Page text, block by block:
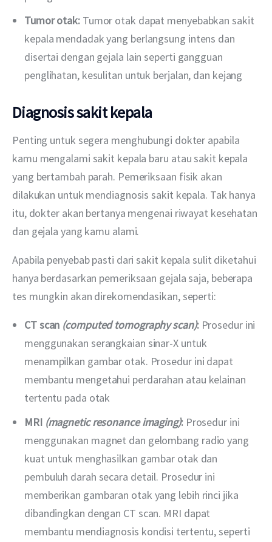
Tumor otak: Tumor otak dapat menyebabkan sakit
kepala mendadak yang berlangsung intens dan
disertai dengan gejala lain seperti gangguan
penglihatan, kesulitan untuk berjalan, dan kejang
Diagnosis sakit kepala
Penting untuk segera menghubungi dokter apabila
kamu mengalami sakit kepala baru atau sakit kepala
yang bertambah parah. Pemeriksaan fisik akan
dilakukan untuk mendiagnosis sakit kepala. Tak hanya
itu, dokter akan bertanya mengenai riwayat kesehatan
dan gejala yang kamu alami.
Apabila penyebab pasti dari sakit kepala sulit diketahui
hanya berdasarkan pemeriksaan gejala saja, beberapa
tes mungkin akan direkomendasikan, seperti:
CT scan (computed tomography scan):Prosedur ini
menggunakan serangkaian sinar-X untuk
menampilkan gambar otak. Prosedur ini dapat
membantu mengetahui perdarahan atau kelainan
tertentu pada otak
MRI (magnetic resonance imaging):Prosedur ini
menggunakan magnet dan gelombang radio yang
kuat untuk menghasilkan gambar otak dan
pembuluh darah secara detail. Prosedur ini
memberikan gambaran otak yang lebih rinci jika
dibandingkan dengan CT scan. MRI dapat
membantu mendiagnosis kondisi tertentu, seperti